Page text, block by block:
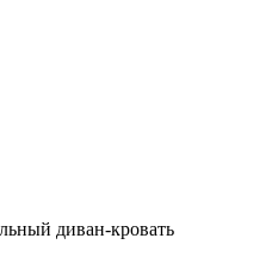
диван-кровать